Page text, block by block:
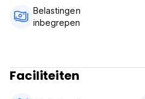
Slechts 2 minuten naar de
zonsondergangachtig gebied
Geweldige locatie om te
【Vervoer】
vanaf de luchthaven Naha
Belastingen
inbegrepen
Faciliteiten